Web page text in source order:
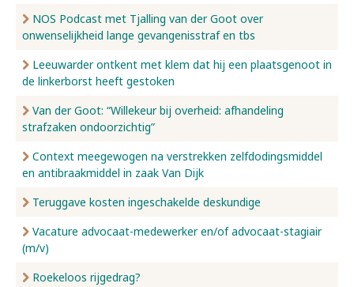
NOS Podcast met Tjalling van der Goot over
onwenselijkheid lange gevangenisstraf en tbs
Leeuwarder ontkent met klem dat hij een plaatsgenoot in
de linkerborst heeft gestoken
Van der Goot: “Willekeur bij overheid: afhandeling
strafzaken ondoorzichtig”
Context meegewogen na verstrekken zelfdodingsmiddel
en antibraakmiddel in zaak Van Dijk
Teruggave kosten ingeschakelde deskundige
Vacature advocaat-medewerker en/of advocaat-stagiair
(m/v)
Roekeloos rijgedrag?